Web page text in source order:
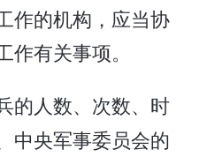
作的机构，应当协
有关事项。
的人数、次数、时
中央军事委员会的